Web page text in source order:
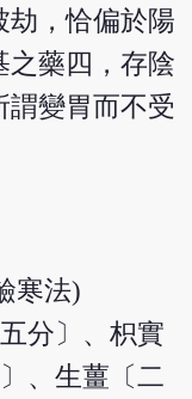
劫，恰偏於陽
之藥四，存陰
謂變胃而不受
寒法)
分〕、枳實
、生薑〔二